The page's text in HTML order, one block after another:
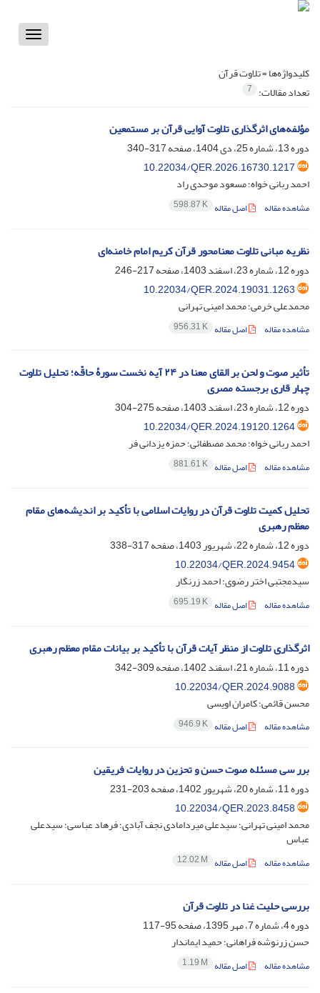
Toggle
کلیدواژه‌ها =تلاوت قرآن
تعداد مقالات: 7
مؤلفه‌‌های اثرگذاری تلاوت آوایی قرآن بر مستمعین
دوره 13، شماره 25، دی 1404، صفحه
317-340
10.22034/QER.2026.16730.1217
احمد ربانی خواه؛ مسعود موحدی راد
مشاهده مقاله اصل مقاله 598.87 K
نظریه مبانی تلاوت معنامحور قرآن کریم امام خامنه‌ای
دوره 12، شماره 23، اسفند 1403، صفحه
217-246
10.22034/QER.2024.19031.1263
محمدعلی خرمی؛ محمد امینی تهرانی
مشاهده مقاله اصل مقاله 956.31 K
تأثیر صوت و لحن بر القای معنا در ۲۴ آیه نخست سورۀ حاقّه؛ تحلیل تلاوت
چهار قاری برجسته مصری
دوره 12، شماره 23، اسفند 1403، صفحه
275-304
10.22034/QER.2024.19120.1264
احمد ربانی خواه؛ محمد مصطفائی؛ حمزه یزدانی فر
مشاهده مقاله اصل مقاله 881.61 K
تحلیل کمیت تلاوت قرآن در روایات اسلامی با تأکید بر اندیشه‌های مقام
معظم رهبری
دوره 12، شماره 22، شهریور 1403، صفحه
317-338
10.22034/QER.2024.9454
سیدمجتبی اختر رضوی؛ احمد زرنگار
مشاهده مقاله اصل مقاله 695.19 K
اثرگذاری تلاوت از منظر آیات قرآن با تأکید بر بیانات مقام معظم رهبری
دوره 11، شماره 21، اسفند 1402، صفحه
309-342
10.22034/QER.2024.9088
محسن قائمی؛ کامران اویسی
مشاهده مقاله اصل مقاله 946.9 K
برر سی مسئله صوت حسن و تحزین در روایات فریقین
دوره 11، شماره 20، شهریور 1402، صفحه
203-231
10.22034/QER.2023.8458
محمد امینی تهرانی؛ سیدعلی میردامادی نجف آبادی؛ فرهاد عباسی؛ سیدعلی
عباس
مشاهده مقاله اصل مقاله 12.02 M
بررسی حلیت غنا در تلاوت قرآن
دوره 4، شماره 7، مهر 1395، صفحه
95-117
حسن زرنوشه فراهانی؛ حمید ایماندار
مشاهده مقاله اصل مقاله 1.19 M